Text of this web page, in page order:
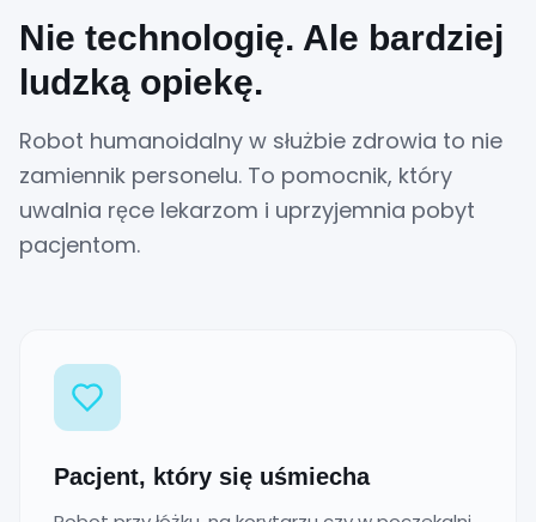
Nie technologię. Ale bardziej
ludzką opiekę.
Robot humanoidalny w służbie zdrowia to nie
zamiennik personelu. To pomocnik, który
uwalnia ręce lekarzom i uprzyjemnia pobyt
pacjentom.
Pacjent, który się uśmiecha